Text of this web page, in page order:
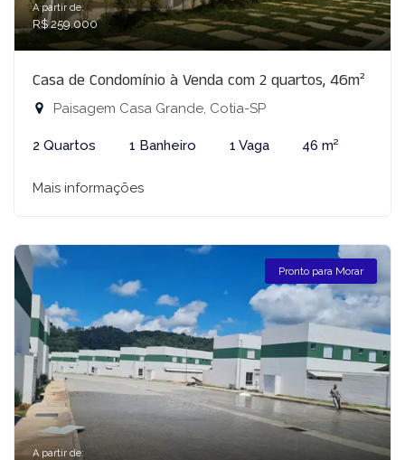
A partir de:
R$ 259.000
Casa de Condomínio à Venda com 2 quartos, 46m²
Paisagem Casa Grande, Cotia-SP
2 Quartos 1 Banheiro 1 Vaga 46 m²
Mais informações
Pronto para Morar
A partir de: